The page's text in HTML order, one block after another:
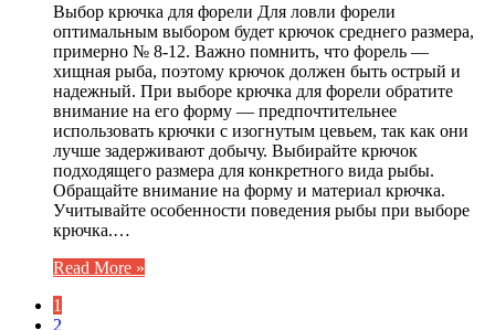
Выбор крючка для форели Для ловли форели
оптимальным выбором будет крючок среднего размера,
примерно № 8-12. Важно помнить, что форель —
хищная рыба, поэтому крючок должен быть острый и
надежный. При выборе крючка для форели обратите
внимание на его форму — предпочтительнее
использовать крючки с изогнутым цевьем, так как они
лучше задерживают добычу. Выбирайте крючок
подходящего размера для конкретного вида рыбы.
Обращайте внимание на форму и материал крючка.
Учитывайте особенности поведения рыбы при выборе
крючка.…
Read More »
1
2